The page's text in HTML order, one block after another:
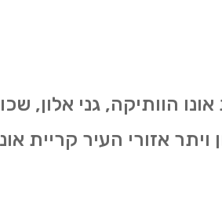
הוותיקה, גני אלון,
אזורי העיר קריית